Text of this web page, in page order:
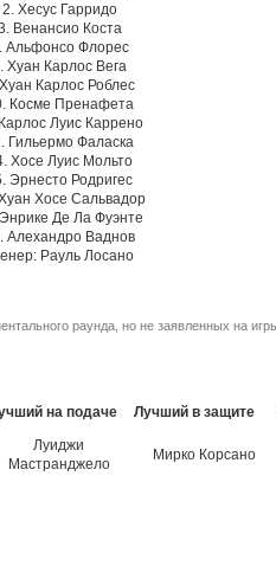
2. Хесус Гарридо
Венансио Коста
Альфонсо Флорес
Хуан Карлос Вега
Карлос Роблес
Косме Пренафета
Луис Каррено
Гильермо Фаласка
Хосе Луис Мольто
Эрнесто Родригес
Хосе Сальвадор
Де Ла Фуэнте
Алехандро Ваднов
Рауль Лосано
раунда, но не заявленных на
на подаче Лучший в защите
Луиджи
Мастранджело
Мирко Корсано